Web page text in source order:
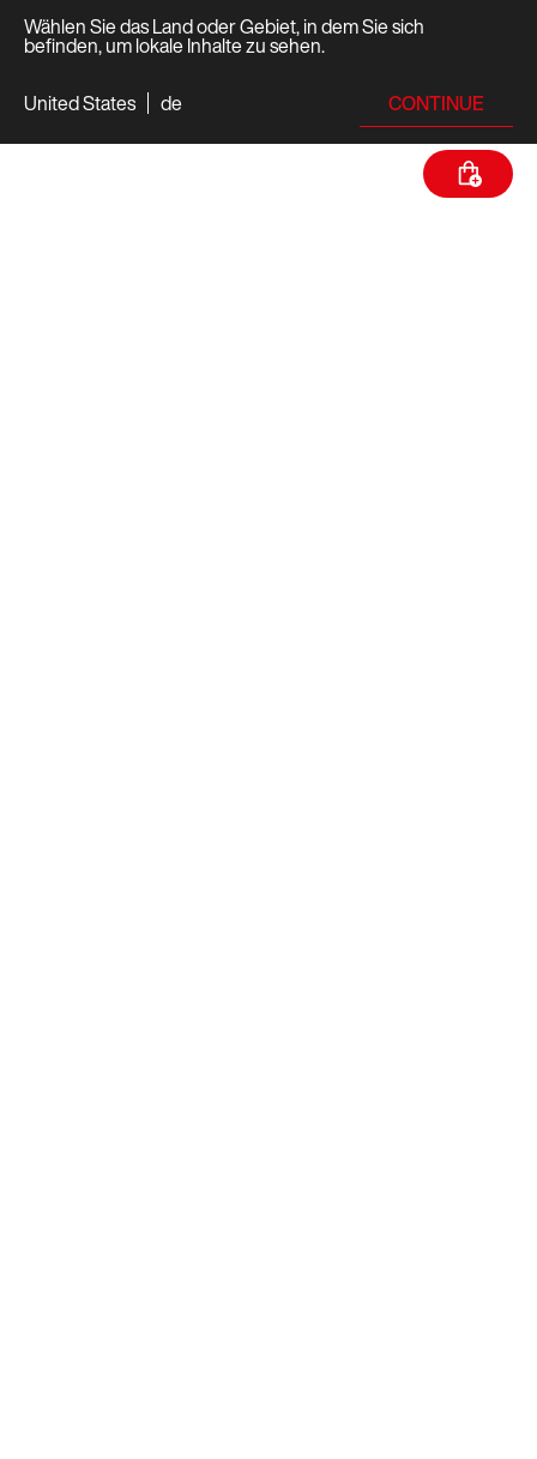
Wählen Sie das Land oder Gebiet, in dem Sie sich
befinden, um lokale Inhalte zu sehen.
United States
de CONTINUE